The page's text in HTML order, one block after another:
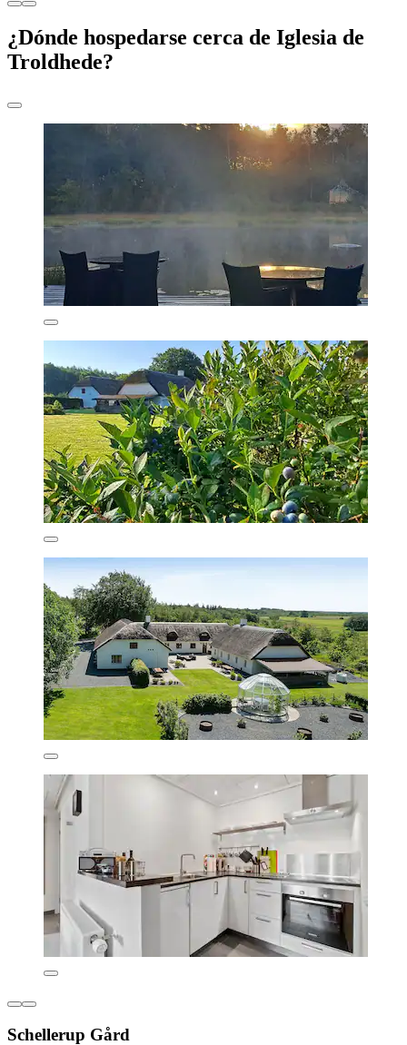
¿Dónde hospedarse cerca de Iglesia de
Troldhede?
Schellerup Gård